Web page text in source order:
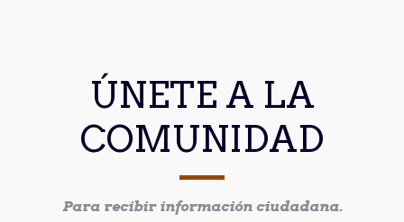
ÚNETE A LA
COMUNIDAD
Para recibir información ciudadana.